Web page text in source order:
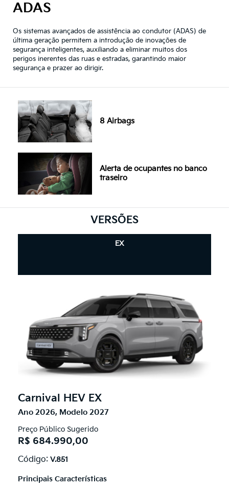
ADAS
Os sistemas avançados de assistência ao condutor (ADAS) de
última geração permitem a introdução de inovações de
segurança inteligentes, auxiliando a eliminar muitos dos
perigos inerentes das ruas e estradas, garantindo maior
segurança e prazer ao dirigir.
8 Airbags
Alerta de ocupantes no banco
traseiro
VERSÕES
EX
Carnival HEV EX
Ano 2026, Modelo 2027
Preço Público Sugerido
R$ 684.990,00
Código: V.851
Principais Características